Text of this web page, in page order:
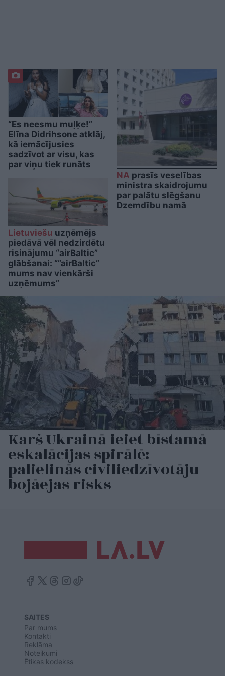
“Es neesmu muļķe!”
Elīna Didrihsone atklāj,
kā iemācījusies
sadzīvot ar visu, kas
par viņu tiek runāts
Lietuviešu uzņēmējs
piedāvā vēl nedzirdētu
risinājumu “airBaltic”
glābšanai: “”airBaltic”
mums nav vienkārši
uzņēmums”
NA prasīs veselības
ministra skaidrojumu
par palātu slēgšanu
Dzemdību namā
Karš Ukrainā ieiet bīstamā
eskalācijas spirālē:
palielinās civiliedzīvotāju
bojāejas risks
SAITES
Par mums
Kontakti
Reklāma
Noteikumi
Ētikas kodekss